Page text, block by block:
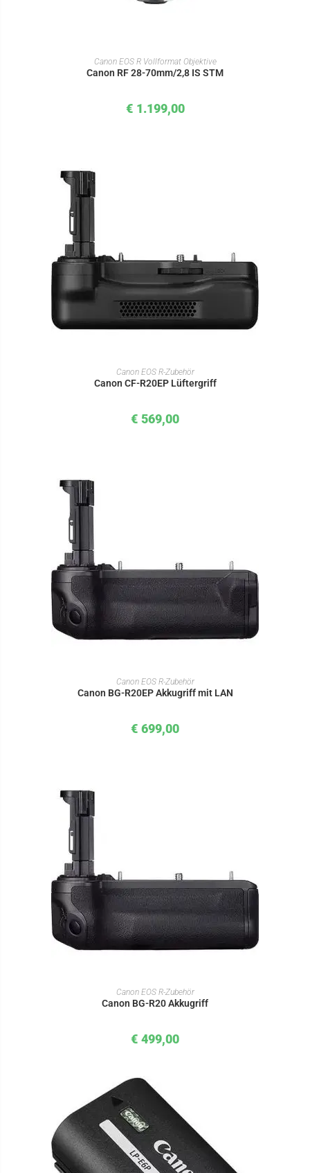
IN DEN WARENKORB
Canon EOS R Vollformat Objektive
Canon RF 28-70mm/2,8 IS STM
€ 1.199,00
IN DEN WARENKORB
Canon EOS R-Zubehör
Canon CF-R20EP Lüftergriff
€ 569,00
IN DEN WARENKORB
Canon EOS R-Zubehör
Canon BG-R20EP Akkugriff mit LAN
€ 699,00
IN DEN WARENKORB
Canon EOS R-Zubehör
Canon BG-R20 Akkugriff
€ 499,00